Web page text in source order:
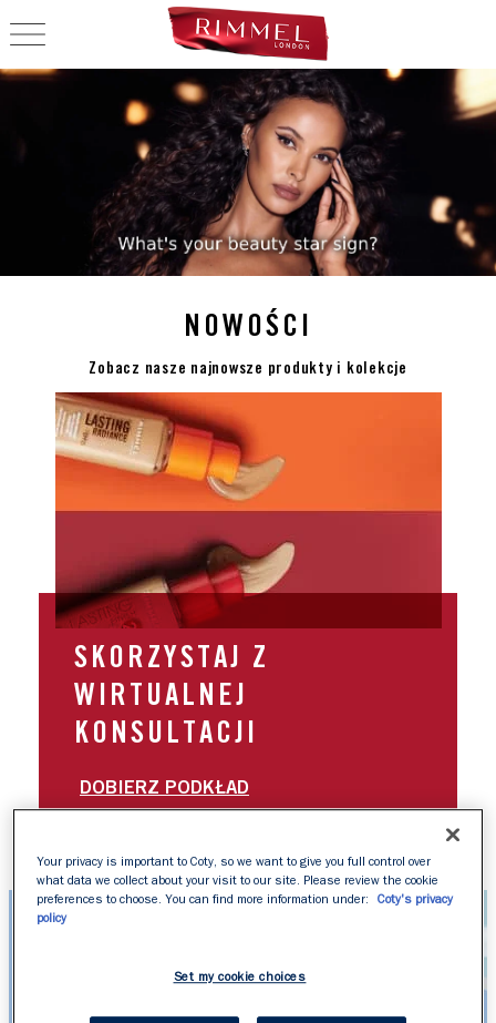
OPEN NAVIGATION
KOSMETYKI DO
NOWOŚCI
Zobacz nasze najnowsze produkty i kolekcje
SKORZYSTAJ Z
WIRTUALNEJ
KONSULTACJI
DOBIERZ PODKŁAD
Your privacy is important to Coty, so we want to give you full control over
what data we collect about your visit to our site. Please review the cookie
preferences to choose. You can find more information under:
Coty's privacy
policy
Set my cookie choices